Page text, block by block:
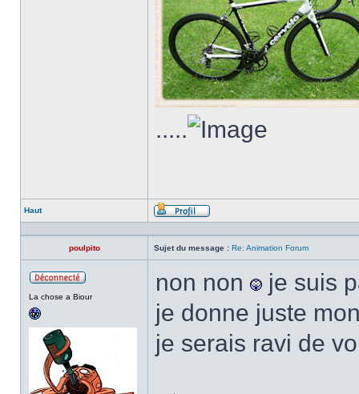
.....
Haut
Profil
poulpito Sujet du message : Re: Animation Forum
ligne
La chose a Biour
non non
je suis
je donne juste
je serais ravi de